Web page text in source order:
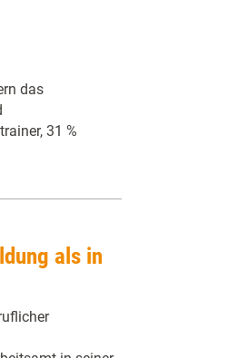
das
31 %
als in